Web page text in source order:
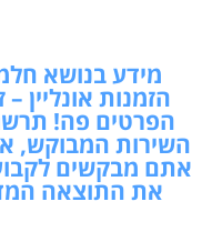
מידע בנושא
הזמנות אונליין
הפרטים פה!
השירות המבוקש,
אתם מבקשים
את התוצאה